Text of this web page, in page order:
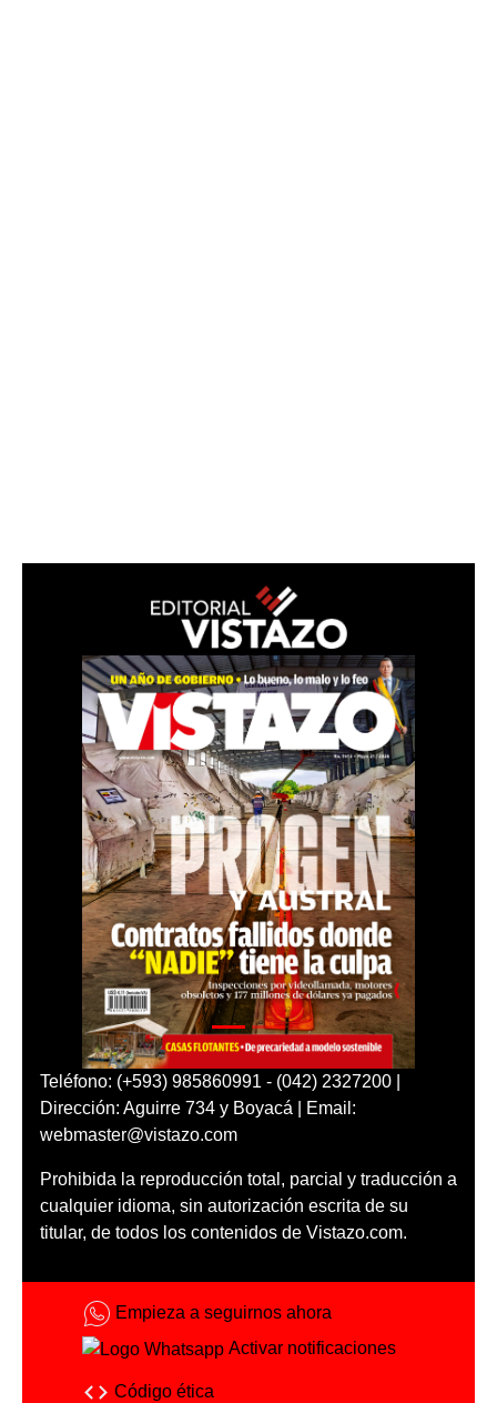
Teléfono: (+593) 985860991 - (042) 2327200 |
Dirección: Aguirre 734 y Boyacá | Email:
webmaster@vistazo.com
Prohibida la reproducción total, parcial y traducción a
cualquier idioma, sin autorización escrita de su
titular, de todos los contenidos de Vistazo.com.
Empieza a seguirnos ahora
Activar notificaciones
Código ética